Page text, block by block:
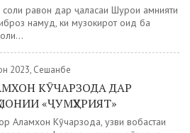
равон дар ҷаласаи Шурои амнияти
намуд, ки музокирот оид ба
2023, Сешанбе
КӮЧАРЗОДА ДАР
«ҶУМҲУРИЯТ»
Аламхон Кӯчарзода, узви вобастаи